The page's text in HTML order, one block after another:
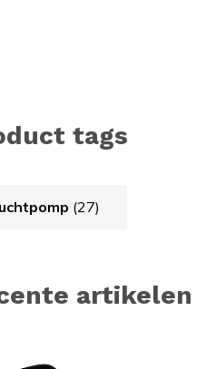
tags
(27)
artikelen